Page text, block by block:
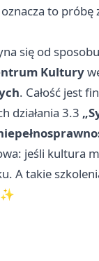
to
się od
Kultury
. Całość jest
działania 3.3
jeśli kultura
A takie